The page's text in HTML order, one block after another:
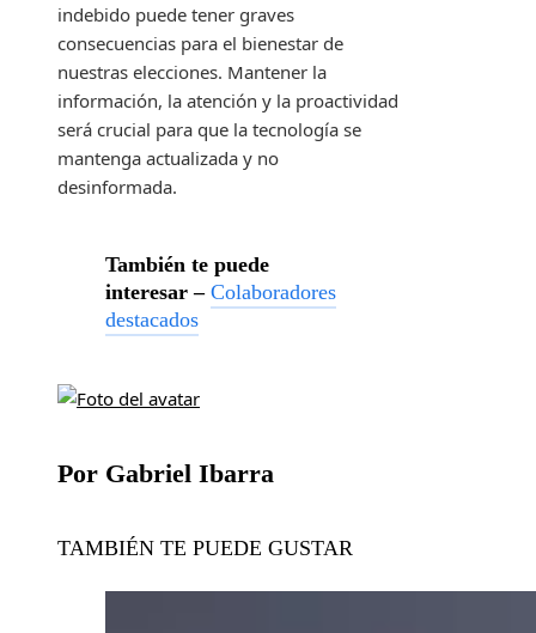
indebido puede tener graves
consecuencias para el bienestar de
nuestras elecciones. Mantener la
información, la atención y la proactividad
será crucial para que la tecnología se
mantenga actualizada y no
desinformada.
También te puede
interesar – Colaboradores
destacados
Por Gabriel Ibarra
TAMBIÉN TE PUEDE GUSTAR